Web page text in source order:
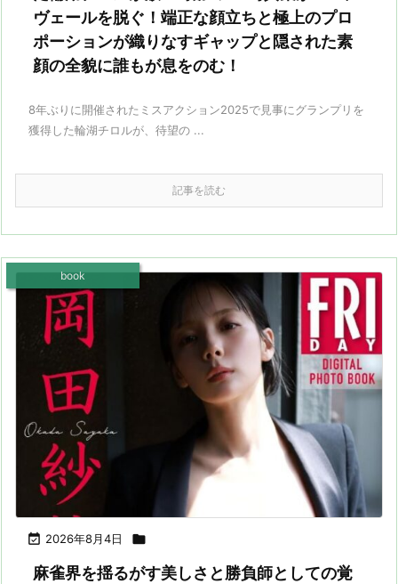
ヴェールを脱ぐ！端正な顔立ちと極上のプロ
ポーションが織りなすギャップと隠された素
顔の全貌に誰もが息をのむ！
8年ぶりに開催されたミスアクション2025で見事にグランプリを
獲得した輪湖チロルが、待望の ...
記事を読む
 2026年8月4日 
book
麻雀界を揺るがす美しさと勝負師としての覚